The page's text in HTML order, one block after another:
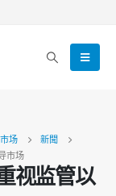
场
新聞
市场
视监管以